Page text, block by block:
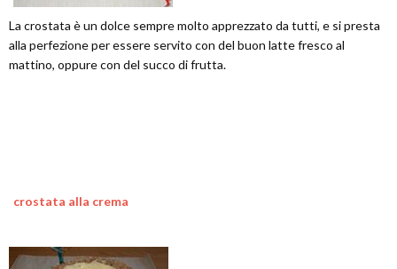
La crostata è un dolce sempre molto apprezzato da tutti, e si presta
alla perfezione per essere servito con del buon latte fresco al
mattino, oppure con del succo di frutta.
crostata alla crema